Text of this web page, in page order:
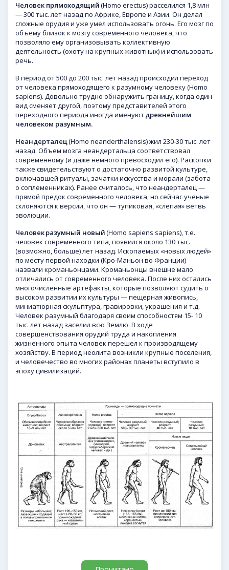
Человек прямоходящий(Homo erectus) расселился 1,8 млн
— 300 тыс. лет назад по Африке, Европе и Азии. Он делал
сложные орудия и уже умел использовать огонь. Его мозг по
объему близок к мозгу современного человека, что
позволяло ему организовывать коллективную
деятельность (охоту на крупных животных) и использовать
речь.
В период от 500 до 200 тыс. лет назад происходил переход
от человека прямоходящего к разумному человеку (Homo
sapiens). Довольно трудно обнаружить границу, когда один
вид сменяет другой, поэтому представителей этого
переходного периода иногда именуютдревнейшим
человеком разумным.
Неандерталец(Homo neanderthalensis) жил 230-30 тыс. лет
назад. Объем мозга неандертальца соответствовал
современному (и даже немного превосходил его). Раскопки
также свидетельствуют о достаточно развитой культуре,
включавшей ритуалы, зачатки искусства и морали (забота
о соплеменниках). Ранее считалось, что неандерталец —
прямой предок современного человека, но сейчас ученые
склоняются к версии, что он — тупиковая, «слепая» ветвь
эволюции.
Человекразумный новый(Homo sapiens sapiens), т.е.
человек современного типа, появился около 130 тыс.
(возможно, больше) лет назад. Ископаемых «новых людей»
по месту первой находки (Кро-Маньон во Франции)
назвали кроманьонцами. Кроманьонцы внешне мало
отличались от современного человека. После них остались
многочисленные артефакты, которые позволяют судить о
высоком развитии их культуры — пещерная живопись,
миниатюрная скульптура, гравировки, украшения и т.д.
Человек разумный благодаря своим способностям 15- 10
тыс. лет назад заселил всю Землю. В ходе
совершенствования орудий труда и накопления
жизненного опыта человек перешел к производящему
хозяйству. В период неолита возникли крупные поселения,
и человечество во многих районах планеты вступило в
эпоху цивилизаций.